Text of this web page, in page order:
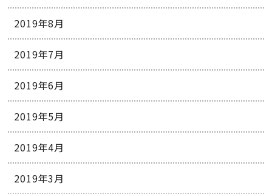
2019年8月
2019年7月
2019年6月
2019年5月
2019年4月
2019年3月